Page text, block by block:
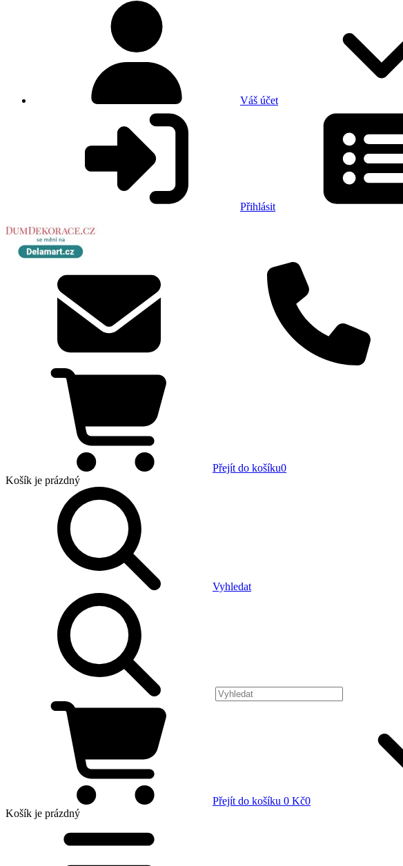
Váš účet
Přihlásit
Přejít do košíku0
Košík je prázdný
Vyhledat
Přejít do košíku 0 Kč0
Košík je prázdný